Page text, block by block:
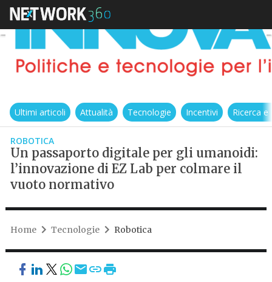
Ultimi articoli Attualità Tecnologie Incentivi Ricerca
ROBOTICA
Un passaporto digitale per gli umanoidi:
l’innovazione di EZ Lab per colmare il
vuoto normativo
Home Tecnologie Robotica